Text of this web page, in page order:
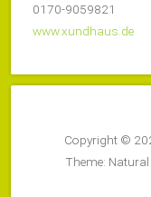
0170-9059821
www.xundhaus.de
Copyright ©
Theme: Natural